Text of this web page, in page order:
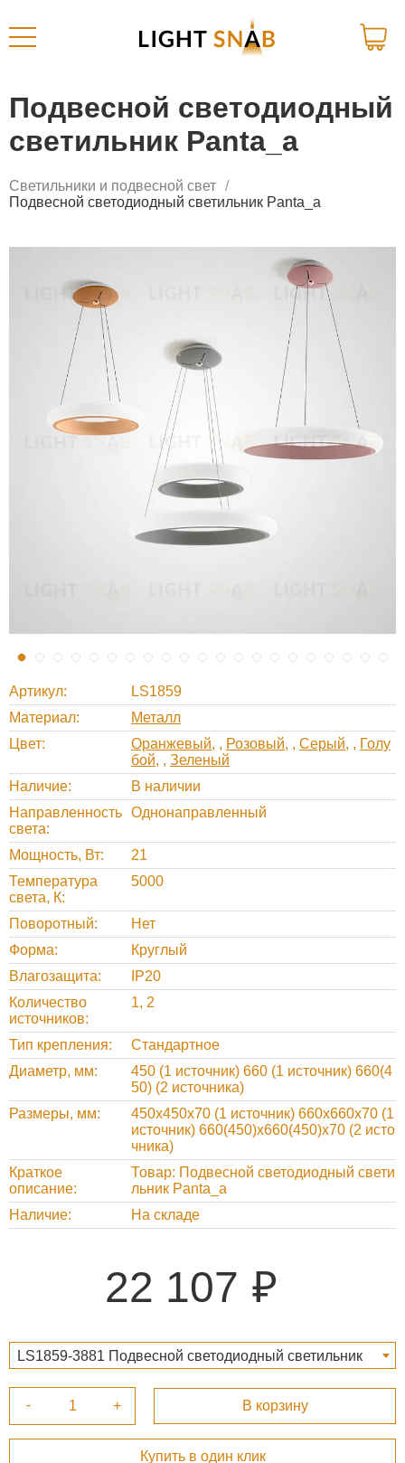
Подвесной светодиодный
светильник Panta_a
Светильники и подвесной свет
Подвесной светодиодный светильник Panta_a
Артикул
LS1859
Материал
Металл
Цвет
Оранжевый , Розовый , Серый , Голу
бой , Зеленый
Наличие
В наличии
Направленность
света
Однонаправленный
Мощность, Вт
21
Температура
света, К
5000
Поворотный
Нет
Форма
Круглый
Влагозащита
IP20
Количество
источников
1, 2
Тип крепления
Стандартное
Диаметр, мм
450 (1 источник) 660 (1 источник) 660(4
50) (2 источника)
Размеры, мм
450x450x70 (1 источник) 660x660x70 (1
источник) 660(450)x660(450)x70 (2 исто
чника)
Краткое
описание
Товар: Подвесной светодиодный свети
льник Panta_a
Наличие
На складе
22 107
LS1859-3881 Подвесной светодиодный светильник